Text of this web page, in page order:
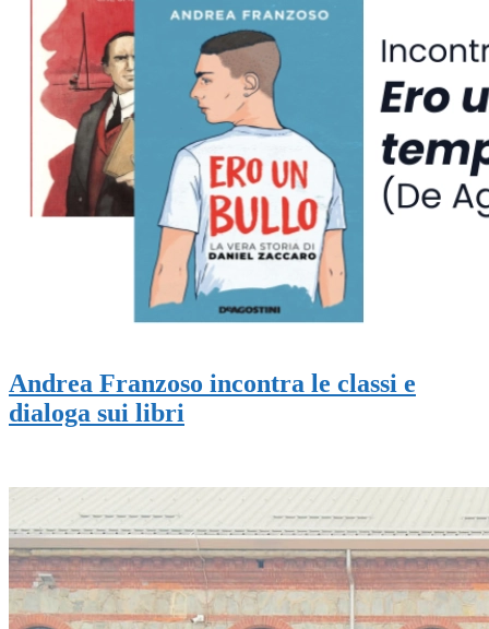
Andrea Franzoso incontra le classi e
dialoga sui libri